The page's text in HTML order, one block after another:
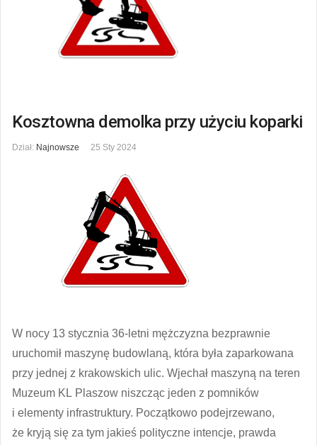
Kosztowna demolka przy użyciu koparki
Dział: Najnowsze 25 Sty 2024
W nocy 13 stycznia 36-letni mężczyzna bezprawnie
uruchomił maszynę budowlaną, która była zaparkowana
przy jednej z krakowskich ulic. Wjechał maszyną na teren
Muzeum KL Plaszow niszcząc jeden z pomników
i elementy infrastruktury. Początkowo podejrzewano,
że kryją się za tym jakieś polityczne intencje, prawda